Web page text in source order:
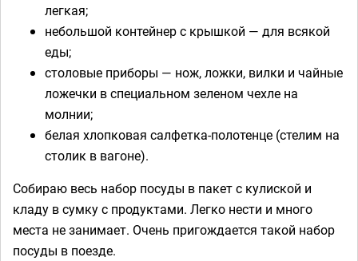
легкая;
небольшой контейнер с крышкой — для всякой
еды;
столовые приборы — нож, ложки, вилки и чайные
ложечки в специальном зеленом чехле на
молнии;
белая хлопковая салфетка-полотенце (стелим на
столик в вагоне).
Собираю весь набор посуды в пакет с кулиской и
кладу в сумку с продуктами. Легко нести и много
места не занимает. Очень пригождается такой набор
посуды в поезде.